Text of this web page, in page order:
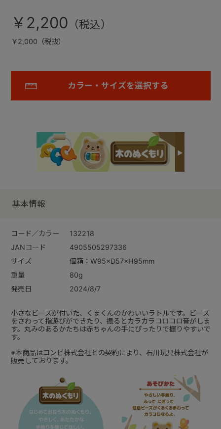
￥2,200
￥2,000（税抜）
カラー・サイズを選択する
基本情報
コード／カラー
132218
JANコード
4905505297336
サイズ
個箱：W95×D57×H95mm
重量
80g
発売日
2024/8/7
小さなビーズが付いた、くまくんのかわいいラトルです。ビーズ
をさわって指遊びができたり、振るとカラカラコロコロ音がしま
す。丸みのあるかたちは赤ちゃんの手にぴったりで握りやすいで
す。
※本商品はコンビ株式会社との契約により、石川玩具株式会社が
販売しております。